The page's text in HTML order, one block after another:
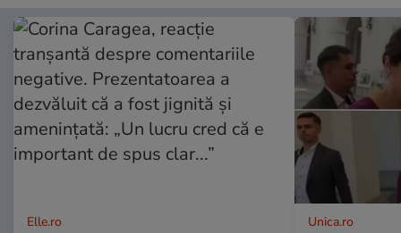
Elle.ro Unica.ro